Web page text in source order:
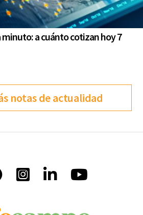
a cuánto cotizan hoy 7
notas de actualidad